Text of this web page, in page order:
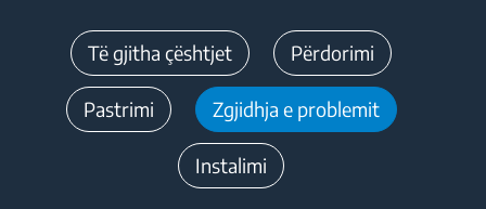
Të gjitha çështjet Përdorimi
Pastrimi Zgjidhja e problemit
Instalimi